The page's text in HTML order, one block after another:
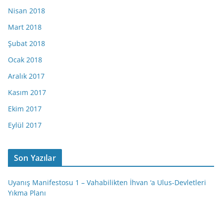
Nisan 2018
Mart 2018
Şubat 2018
Ocak 2018
Aralık 2017
Kasım 2017
Ekim 2017
Eylül 2017
Son Yazılar
Uyanış Manifestosu 1 – Vahabilikten İhvan ‘a Ulus-Devletleri
Yıkma Planı